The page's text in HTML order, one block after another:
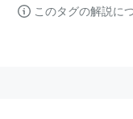
このタグの解説に